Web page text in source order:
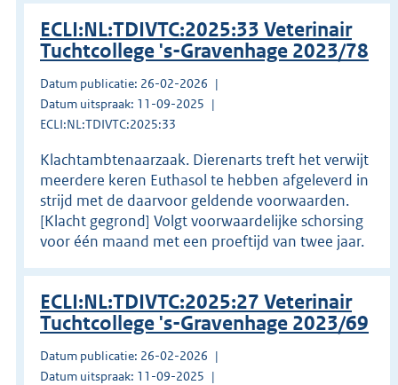
ECLI:NL:TDIVTC:2025:33 Veterinair
Tuchtcollege 's-Gravenhage 2023/78
Datum publicatie: 26-02-2026
Datum uitspraak: 11-09-2025
ECLI:NL:TDIVTC:2025:33
Klachtambtenaarzaak. Dierenarts treft het verwijt
meerdere keren Euthasol te hebben afgeleverd in
strijd met de daarvoor geldende voorwaarden.
[Klacht gegrond] Volgt voorwaardelijke schorsing
voor één maand met een proeftijd van twee jaar.
ECLI:NL:TDIVTC:2025:27 Veterinair
Tuchtcollege 's-Gravenhage 2023/69
Datum publicatie: 26-02-2026
Datum uitspraak: 11-09-2025